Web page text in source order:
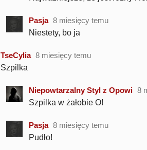
Pasja 8 miesięcy temu
Niestety, bo ja
TseCylia 8 miesięcy temu
Szpilka
Niepowtarzalny Styl z Opowi 8
Szpilka w żałobie O!
Pasja 8 miesięcy temu
Pudło!